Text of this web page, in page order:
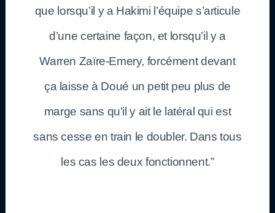
que lorsqu’il y a Hakimi l’équipe s’articule
d’une certaine façon, et lorsqu’il y a
Warren Zaïre-Emery, forcément devant
ça laisse à Doué un petit peu plus de
marge sans qu’il y ait le latéral qui est
sans cesse en train le doubler. Dans tous
les cas les deux fonctionnent.”